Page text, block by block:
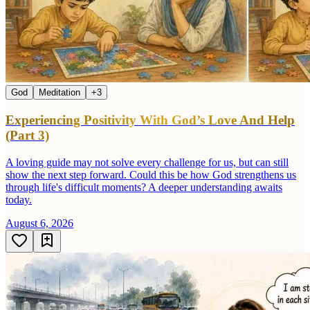
God Meditation +3
Experiencing Positivity With God’s Love And Help
(Part 3)
A loving guide may not solve every challenge for us, but can still
show the next step forward. Could this be how God strengthens us
through life's difficult moments? A deeper understanding awaits
today.
August 6, 2026